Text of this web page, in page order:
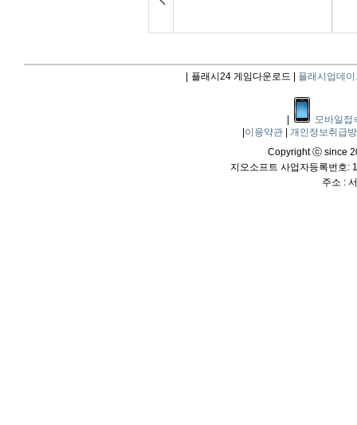
플래시24 게임다운로드 | 플래시업데이
모바일접
이용약관
개인정보취급
Copyright ⓒ since
지오소프트 사업자등록번호:
주소 :